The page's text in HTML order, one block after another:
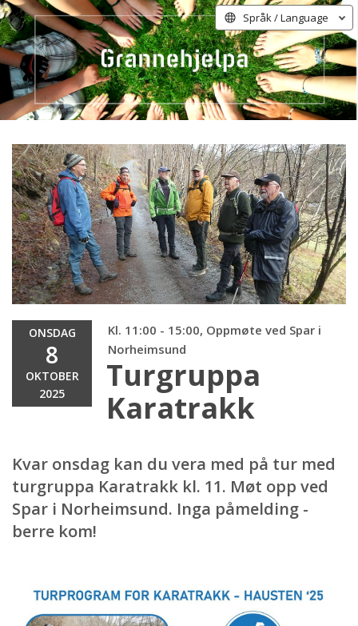
Språk / Language
ONSDAG
8
OKTOBER
2025
Kl. 11:00 - 15:00, Oppmøte ved Spar i
Norheimsund
Turgruppa
Karatrakk
Kvar onsdag kan du vera med på tur med
turgruppa Karatrakk kl. 11. Møt opp ved
Spar i Norheimsund. Inga påmelding -
berre kom!